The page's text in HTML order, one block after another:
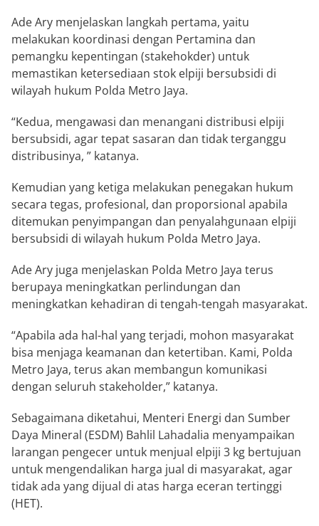
Ade Ary menjelaskan langkah pertama, yaitu
melakukan koordinasi dengan Pertamina dan
pemangku kepentingan (stakehokder) untuk
memastikan ketersediaan stok elpiji bersubsidi di
wilayah hukum Polda Metro Jaya.
“Kedua, mengawasi dan menangani distribusi elpiji
bersubsidi, agar tepat sasaran dan tidak terganggu
distribusinya, ” katanya.
Kemudian yang ketiga melakukan penegakan hukum
secara tegas, profesional, dan proporsional apabila
ditemukan penyimpangan dan penyalahgunaan elpiji
bersubsidi di wilayah hukum Polda Metro Jaya.
Ade Ary juga menjelaskan Polda Metro Jaya terus
berupaya meningkatkan perlindungan dan
meningkatkan kehadiran di tengah-tengah masyarakat.
“Apabila ada hal-hal yang terjadi, mohon masyarakat
bisa menjaga keamanan dan ketertiban. Kami, Polda
Metro Jaya, terus akan membangun komunikasi
dengan seluruh stakeholder,” katanya.
Sebagaimana diketahui, Menteri Energi dan Sumber
Daya Mineral (ESDM) Bahlil Lahadalia menyampaikan
larangan pengecer untuk menjual elpiji 3 kg bertujuan
untuk mengendalikan harga jual di masyarakat, agar
tidak ada yang dijual di atas harga eceran tertinggi
(HET).